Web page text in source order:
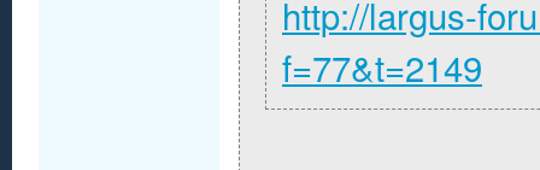
http://largus-
f=77&t=2149